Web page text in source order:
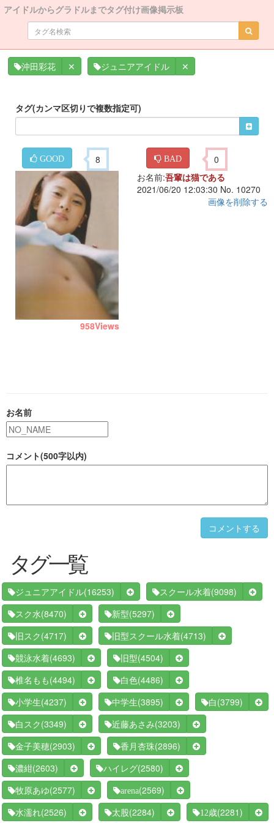
アイドルからグラドルまでタグ付け画像掲示板
沖田彩花 ✕ ジュニアアイドル ✕
タグ(カンマ区切りで複数指定可)
GOOD 8 BAD 0
958Views
お名前:吾輩は猫である
2021/06/20 12:03:30 No. 10270
画像を削除する
お名前
コメント(500字以内)
コメントする
タグ一覧
ジュニアアイドル(16253) スクール水着(9098)
スク水(8470) 新型(5297)
旧スク (4717) 旧型スクール水着(4713)
競泳水着(4693) 旧型(4504)
椎名もも (4494) 白色(4486)
小学生(4237) 中学生(3895) 白 (3799)
白スク (3349) 近藤あさみ(3203)
金子美穂(2903) 香月杏珠(2896)
濃紺(2603) ハイレグ(2580)
牧原あゆ(2577) arena(2569)
水濡れ(2526) 太股(2284) 12歳(2281)